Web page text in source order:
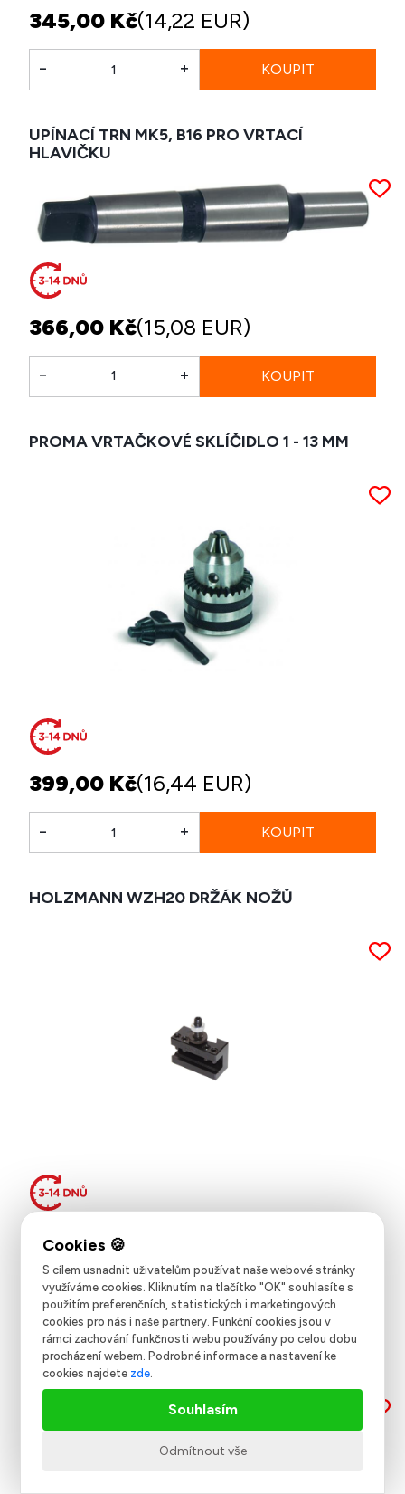
S cílem usnadnit uživatelům používat naše webové stránky
využíváme cookies. Kliknutím na tlačítko "OK" souhlasíte s
použitím preferenčních, statistických i marketingových
cookies pro nás i naše partnery. Funkční cookies jsou v
rámci zachování funkčnosti webu používány po celou dobu
procházení webem. Podrobné informace a nastavení ke
cookies najdete zde
Odmítnout vše
Souhlasím
345,00 Kč(14,22 EUR)
- +
UPÍNACÍ TRN MK5, B16 PRO VRTACÍ
HLAVIČKU
366,00 Kč(15,08 EUR)
- +
PROMA VRTAČKOVÉ SKLÍČIDLO 1 - 13 MM
399,00 Kč(16,44 EUR)
- +
HOLZMANN WZH20 DRŽÁK NOŽŮ
400,51 Kč
- +
HOLZMANN RKMK2 OTOČNÝ HROT MK2